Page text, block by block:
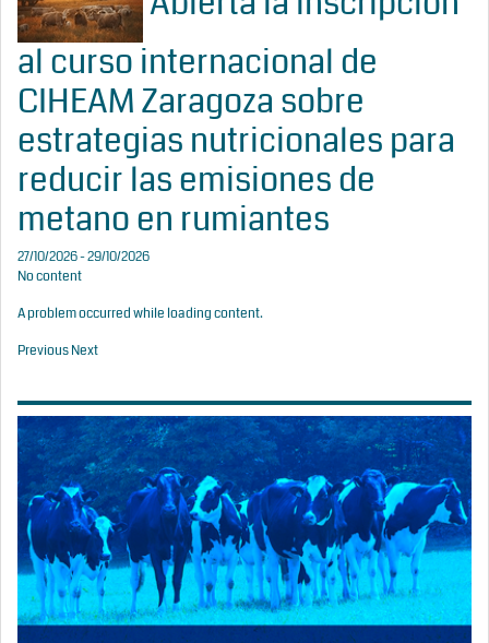
al curso internacional de
CIHEAM Zaragoza sobre
estrategias nutricionales para
reducir las emisiones de
metano en rumiantes
27/10/2026 - 29/10/2026
No content
A problem occurred while loading content.
PreviousNext